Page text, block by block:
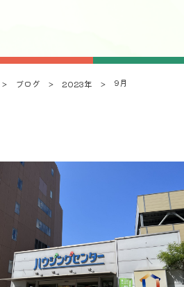
ブログ 2023年 9月